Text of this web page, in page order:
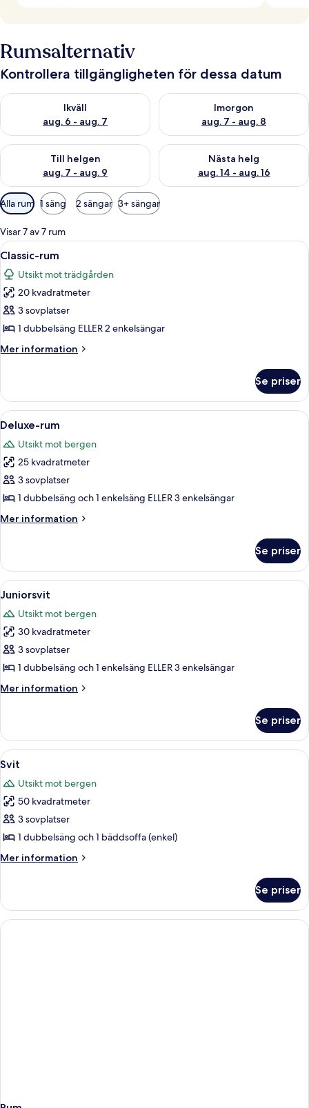
Rumsalternativ
Kontrollera tillgängligheten för dessa datum
Ikväll
aug. 6 - aug. 7
Kontrollera tillgängligheten för ikväll aug. 6 - aug. 7
Imorgon
aug. 7 - aug. 8
Kontrollera tillgängligheten
Till helgen
aug. 7 - aug. 9
Kontrollera tillgängligheten för den här helgen aug. 7 - aug. 9
Nästa helg
aug. 14 - aug. 16
Kontrollera tillgängligheten
Tillgängliga
filter
för
rum
Alla rum 1 säng 2 sängar 3+ sängar
Visar 7 av 7 rum
Öppna
alla
foton
för
Classic-
rum
En säng med himmelstänger, vita
6
Classic-rum
Utsikt mot trädgården
20 kvadratmeter
3 sovplatser
1 dubbelsäng ELLER 2 enkelsängar
Mer information
Mer
rum
Se priser
Öppna
alla
foton
för
Deluxe-
rum
Ett hotellrum med en stor säng, en
3
Deluxe-rum
Utsikt mot bergen
25 kvadratmeter
3 sovplatser
1 dubbelsäng och 1 enkelsäng ELLER 3 enkelsängar
Mer information
Mer
rum
Se priser
Öppna
alla
foton
för
Juniorsvit
Ett sovrum med en himmelssäng,
4
Juniorsvit
Utsikt mot bergen
30 kvadratmeter
3 sovplatser
1 dubbelsäng och 1 enkelsäng ELLER 3 enkelsängar
Mer information
Mer
Se priser
Öppna
alla
foton
för
Svit
Ett mysigt vardagsrum med ett
3
Svit
Utsikt mot bergen
50 kvadratmeter
3 sovplatser
1 dubbelsäng och 1 bäddsoffa (enkel)
Mer information
Mer
Se priser